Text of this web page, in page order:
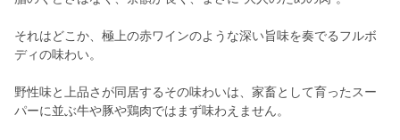
それはどこか、極上の赤ワインのような深い旨味を奏でるフルボ
ディの味わい。
野性味と上品さが同居するその味わいは、家畜として育ったスー
パーに並ぶ牛や豚や鶏肉ではまず味わえません。